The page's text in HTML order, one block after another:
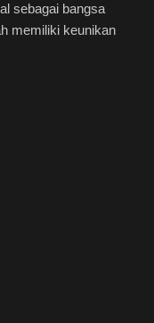
sebagai bangsa
memiliki keunikan